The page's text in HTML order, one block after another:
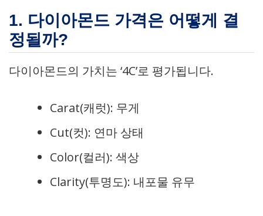
1. 다이아몬드 가격은 어떻게 결
정될까?
다이아몬드의 가치는 ‘4C’로 평가됩니다.
Carat(캐럿): 무게
Cut(컷): 연마 상태
Color(컬러): 색상
Clarity(투명도): 내포물 유무